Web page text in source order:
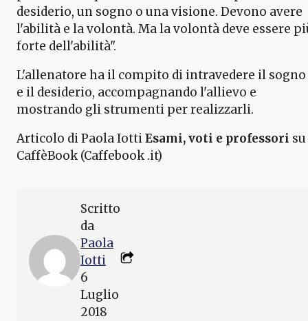
desiderio, un sogno o una visione. Devono avere
l'abilità e la volontà. Ma la volontà deve essere
forte dell'abilità".
L'allenatore ha il compito di intravedere il sogno
e il desiderio, accompagnando l'allievo e
mostrando gli strumenti per realizzarli.
Articolo di Paola IottiEsami, voti e professori su
CaffèBook (Caffebook .it)
Scritto
da
Paola
Iotti
6
Luglio
2018